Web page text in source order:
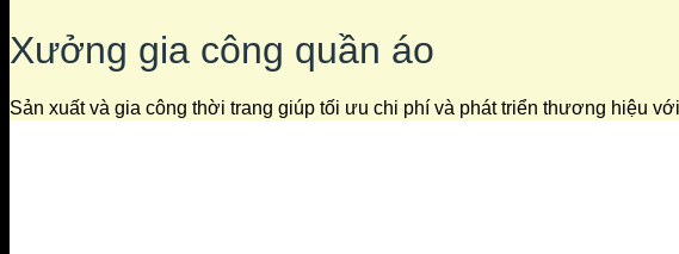
Xưởng gia công quần áo
Sản xuất và gia công thời trang giúp tối ưu chi phí và phát triển thương hiệu